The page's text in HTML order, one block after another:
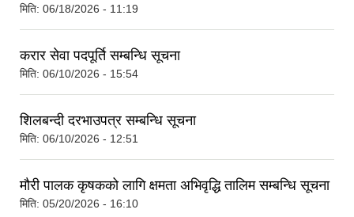
मिति: 06/18/2026 - 11:19
करार सेवा पदपूर्ति सम्बन्धि सूचना
मिति: 06/10/2026 - 15:54
शिलबन्दी दरभाउपत्र सम्बन्धि सूचना
मिति: 06/10/2026 - 12:51
मौरी पालक कृषकको लागि क्षमता अभिवृद्धि तालिम सम्बन्धि सूचना
मिति: 05/20/2026 - 16:10